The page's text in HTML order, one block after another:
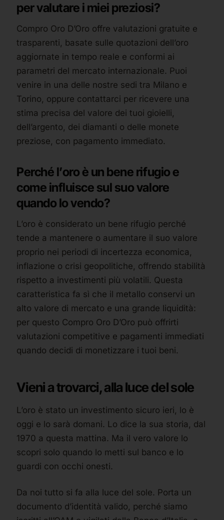
per valutare i miei preziosi?
Compro Oro D’Oro offre valutazioni gratuite e
trasparenti, basate sulle quotazioni dell’oro
aggiornate in tempo reale e conformi ai
parametri del mercato internazionale. Puoi
venire in una delle nostre sedi tra Milano e
Torino, oppure contattarci per ricevere una
stima precisa del valore dei tuoi gioielli,
dell’argento, dei diamanti o delle monete
preziose, con pagamento immediato.
Perché l’oro è un bene rifugio e
come influisce sul suo valore
quando lo vendo?
L’oro è considerato un bene rifugio perché
tende a mantenere o aumentare il suo valore
proprio nei periodi di incertezza economica,
inflazione o crisi geopolitiche, offrendo stabilità
rispetto a investimenti più volatili. Questa
caratteristica fa sì che il metallo conservi un
alto valore di mercato e una grande liquidità:
per questo Compro Oro D’Oro può offrirti
valutazioni competitive e pagamenti immediati
quando decidi di monetizzare i tuoi beni.
Vieni a trovarci, alla luce del sole
L’oro è stato un investimento sicuro ieri, lo è
oggi e lo sarà domani. Lo dice la sua storia, dal
1970 a questa mattina. Ma il vero valore lo
scopri solo quando lo metti sul banco e lo
guardi con occhi onesti.
Da noi tutto si fa alla luce del sole. Porta un
documento d’identità valido, perché siamo